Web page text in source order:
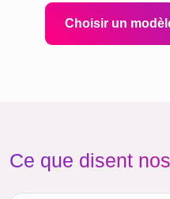
Choisir un
Ce que disent